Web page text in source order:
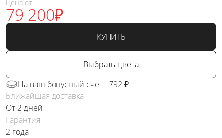
Цена от
79 200₽
КУПИТЬ
Выбрать цвета
На ваш бонусный счёт +792 ₽
Ближайшая доставка
От 2 дней
Гарантия
2 года